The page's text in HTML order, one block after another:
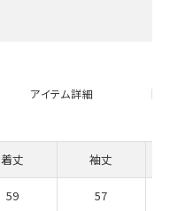
アイテム詳細
着丈 袖丈
59 57